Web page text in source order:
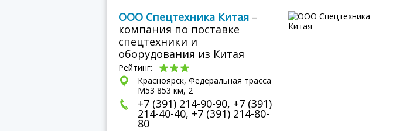
ООО Спецтехника Китая –
компания по поставке
спецтехники и
оборудования из Китая
Рейтинг:
Красноярск, Федеральная трасса
М53 853 км, 2
+7 (391) 214-90-90, +7 (391)
214-40-40, +7 (391) 214-80-
80